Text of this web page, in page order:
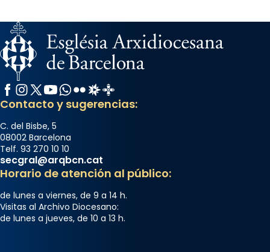
Facebook
Instagram
X / Twitter
YouTube
WhatsApp
FlickrRadio Estel
Catalunya Cristiana
Contacto y sugerencias:
C. del Bisbe, 5
08002 Barcelona
Telf. 93 270 10 10
secgral@arqbcn.cat
Horario de atención al público:
de lunes a viernes, de 9 a 14 h.
Visitas al Archivo Diocesano:
de lunes a jueves, de 10 a 13 h.